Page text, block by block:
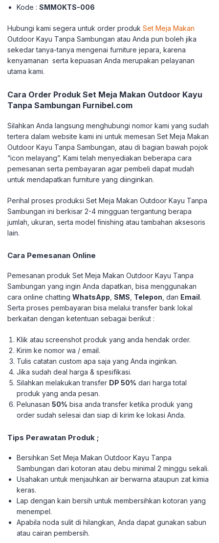
Kode :SMMOKTS-006
Hubungi kami segera untuk order produk Set Meja Makan
Outdoor Kayu Tanpa Sambungan atau Anda pun boleh jika
sekedar tanya-tanya mengenai furniture jepara, karena
kenyamanan serta kepuasan Anda merupakan pelayanan
utama kami.
Cara Order Produk Set Meja Makan Outdoor Kayu
Tanpa Sambungan Furnibel.com
Silahkan Anda langsung menghubungi nomor kami yang sudah
tertera dalam website kami ini untuk memesan Set Meja Makan
Outdoor Kayu Tanpa Sambungan, atau di bagian bawah pojok
“icon melayang”. Kami telah menyediakan beberapa cara
pemesanan serta pembayaran agar pembeli dapat mudah
untuk mendapatkan furniture yang diinginkan.
Perihal proses produksi Set Meja Makan Outdoor Kayu Tanpa
Sambungan ini berkisar 2-4 mingguan tergantung berapa
jumlah, ukuran, serta model finishing atau tambahan aksesoris
lain.
Cara Pemesanan Online
Pemesanan produk Set Meja Makan Outdoor Kayu Tanpa
Sambungan yang ingin Anda dapatkan, bisa menggunakan
cara online chatting WhatsApp SMS Telepon , dan Email.
Serta proses pembayaran bisa melalui transfer bank lokal
berkaitan dengan ketentuan sebagai berikut :
Klik atau screenshot produk yang anda hendak order.
Kirim ke nomor wa / email.
Tulis catatan custom apa saja yang Anda inginkan.
Jika sudah deal harga & spesifikasi.
Silahkan melakukan transfer DP 50% dari harga total
produk yang anda pesan.
Pelunasan50% bisa anda transfer ketika produk yang
order sudah selesai dan siap di kirim ke lokasi Anda.
Tips Perawatan Produk ;
Bersihkan Set Meja Makan Outdoor Kayu Tanpa
Sambungan dari kotoran atau debu minimal 2 minggu sekali.
Usahakan untuk menjauhkan air berwarna ataupun zat kimia
keras.
Lap dengan kain bersih untuk membersihkan kotoran yang
menempel.
Apabila noda sulit di hilangkan, Anda dapat gunakan sabun
atau cairan pembersih.